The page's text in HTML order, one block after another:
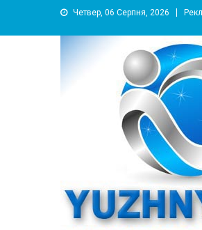
Четвер, 06 Серпня, 2026
информационный